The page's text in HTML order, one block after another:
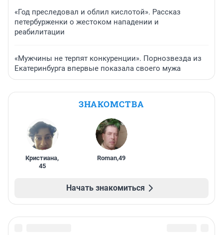
«Год преследовал и облил кислотой». Рассказ
петербурженки о жестоком нападении и
реабилитации
«Мужчины не терпят конкуренции». Порнозвезда из
Екатеринбурга впервые показала своего мужа
ЗНАКОМСТВА
Кристиана,
45
Roman,49
Начать знакомиться